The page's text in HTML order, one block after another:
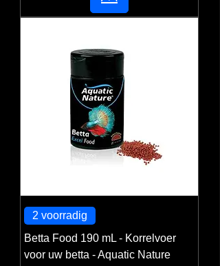
2 voorradig
Betta Food 190 mL - Korrelvoer
voor uw betta - Aquatic Nature